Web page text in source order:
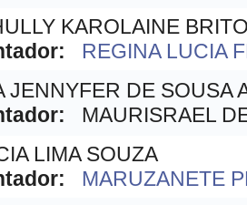
KAROLAINE
REGINA LUCIA
JENNYFER DE SOUSA
MAURISRAEL
LIMA SOUZA
MARUZANETE